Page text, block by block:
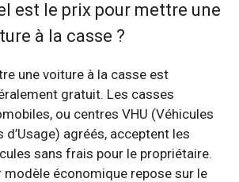
est le prix pour mettre une
à la casse ?
une voiture à la casse est
gratuit. Les casses
ou centres VHU (Véhicules
d’Usage) agréés, acceptent les
sans frais pour le propriétaire.
modèle économique repose sur le